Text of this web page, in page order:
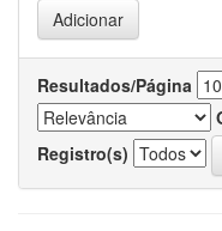
Resultados/Página
Registro(s)